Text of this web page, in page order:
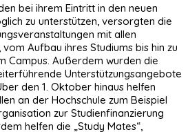
bei ihrem Eintritt in den neuen
zu unterstützen, versorgten die
mit allen
Aufbau ihres Studiums bis hin zu
Campus. Außerdem wurden die
Unterstützungsangebote
den 1. Oktober hinaus helfen
an der Hochschule zum Beispiel
zur Studienfinanzierung
helfen die „Study Mates“,